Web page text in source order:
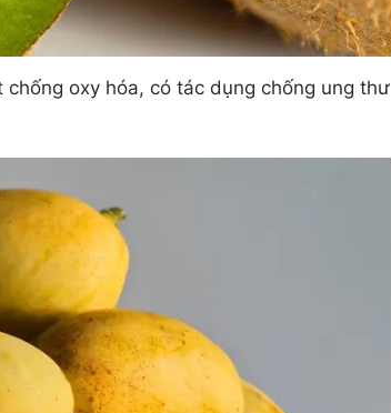
oxy hóa, có tác dụng chống ung thư